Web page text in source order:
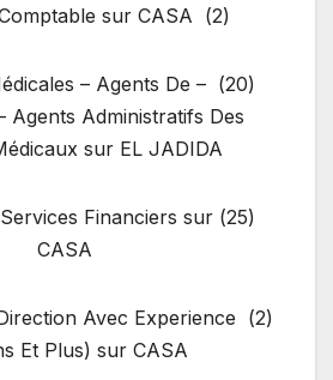
(2) Assistante Comptable sur CASA
Médicales – Agents De
Agents Administratifs Des
sur EL JADIDA
Services Financiers sur
CASA
Direction Avec Experience
Et Plus) sur CASA